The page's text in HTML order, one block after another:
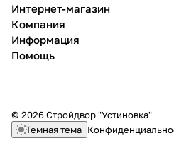
Интернет-магазин
Компания
Информация
Помощь
© 2026 Стройдвор "Устиновка"
Темная тема